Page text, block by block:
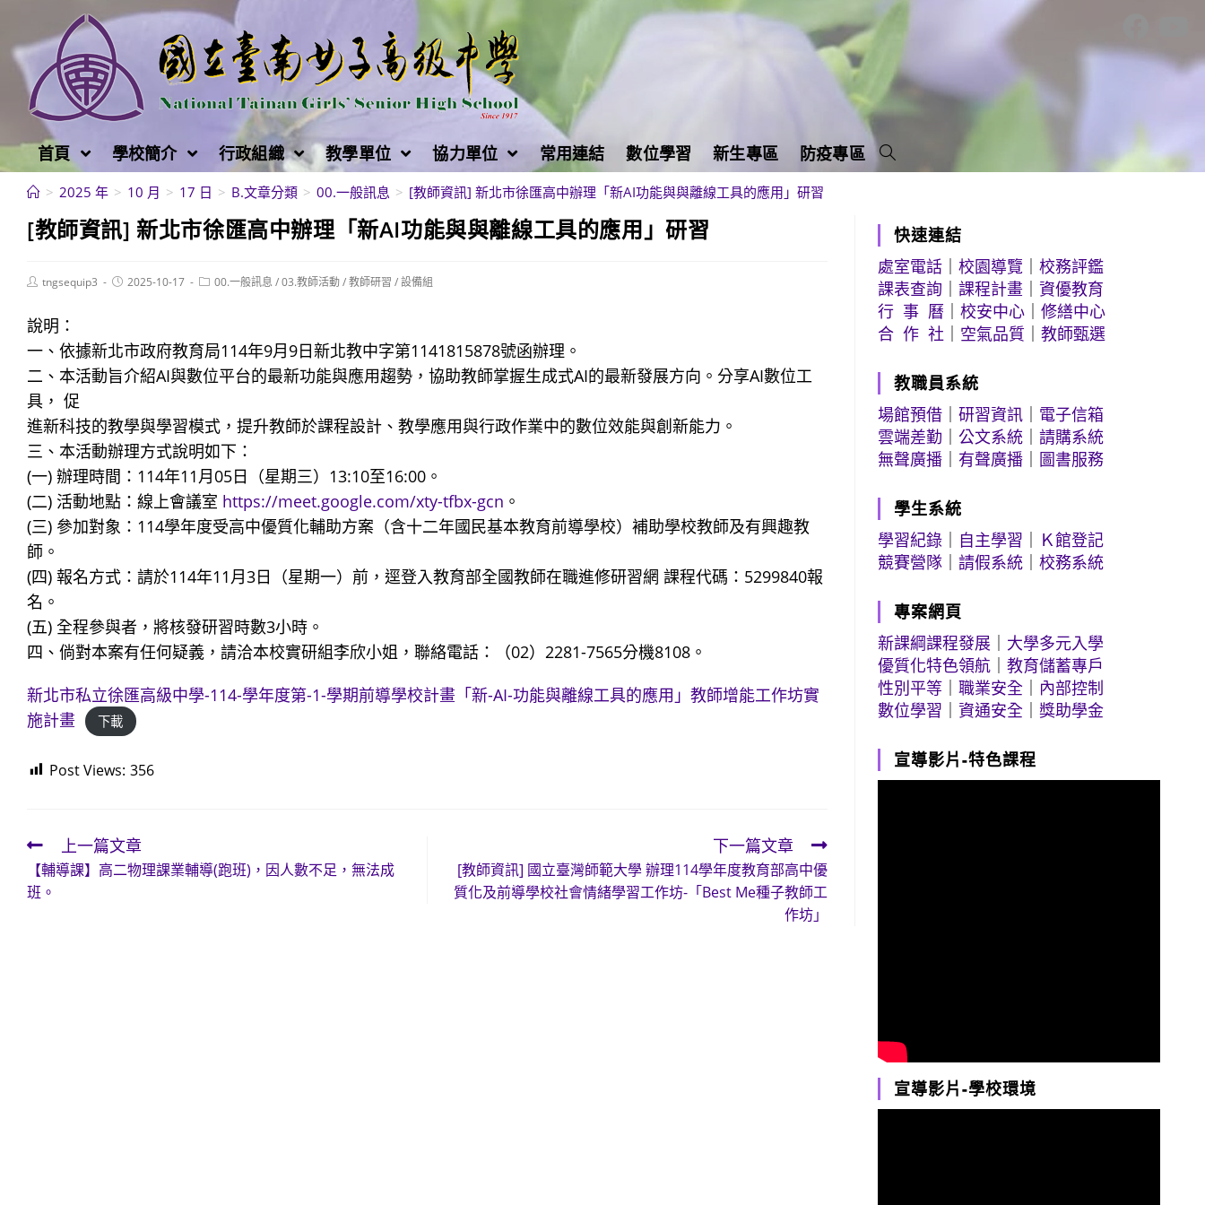
至
容
首頁 學校簡介 行政組織 教學單位 協力單位 常用連結 數位學習 新生專區 防疫專區
> 2025 年 > 10 月 > 17 日 > B.文章分類 > 00.一般訊息 > [教師資訊] 新北市徐匯高中辦理「新AI功能與與離線工具的應用」研習
[教師資訊] 新北市徐匯高中辦理「新AI功能與與離線工具的應用」研習
Posttngsequip3
Post2025-10-17
Post00.一般訊息 /03.教師活動/教師研習 /設備組
說明：
一、依據新北市政府教育局114年9月9日新北教中字第1141815878號函辦理。
二、本活動旨介紹AI與數位平台的最新功能與應用趨勢，協助教師掌握生成式AI的最新發展方向。分享AI數位工
具， 促
進新科技的教學與學習模式，提升教師於課程設計、教學應用與行政作業中的數位效能與創新能力。
三、本活動辦理方式說明如下：
(一) 辦理時間：114年11月05日（星期三）13:10至16:00。
(二) 活動地點：線上會議室 https://meet.google.com/xty-tfbx-gcn 。
(三) 參加對象：114學年度受高中優質化輔助方案（含十二年國民基本教育前導學校）補助學校教師及有興趣教
師。
(四) 報名方式：請於114年11月3日（星期一）前，逕登入教育部全國教師在職進修研習網 課程代碼：5299840報
名。
(五) 全程參與者，將核發研習時數3小時。
四、倘對本案有任何疑義，請洽本校實研組李欣小姐，聯絡電話：（02）2281-7565分機8108。
新北市私立徐匯高級中學-114-學年度第-1-學期前導學校計畫「新-AI-功能與離線工具的應用」教師增能工作坊實
施計畫
下載
Post Views: 356
Read
more
articles
上一篇文章
【輔導課】高二物理課業輔導(跑班)，因人數不足，無法成
班。
下一篇文章
[教師資訊] 國立臺灣師範大學 辦理114學年度教育部高中優
質化及前導學校社會情緒學習工作坊-「Best Me種子教師工
作坊」
快速連結
處室電話 ｜校園導覽 ｜校務評鑑
課表查詢 ｜課程計畫 ｜資優教育
行 事 曆 ｜校安中心 ｜修繕中心
合 作 社
空氣品質 ｜教師甄選
教職員系統
場館預借 ｜研習資訊
電子信箱
雲端差勤 ｜公文系統 ｜請購系統
無聲廣播
有聲廣播 圖書服務
學生系統
學習紀錄
自主學習
Ｋ館登記
競賽營隊 ｜請假系統 ｜校務系統
專案網頁
新課綱課程發展
大學多元入學
優質化特色領航 ｜教育儲蓄專戶
性別平等 ｜職業安全
內部控制
數位學習 ｜資通安全 ｜獎助學金
宣導影片-特色課程
宣導影片-學校環境